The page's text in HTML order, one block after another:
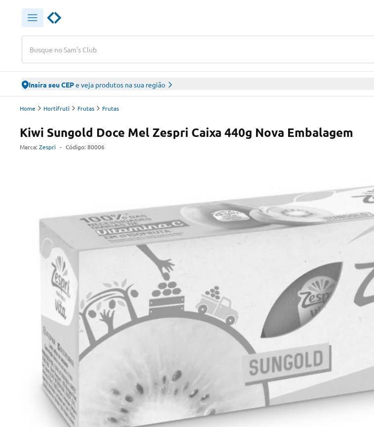
Busque no Sam's Club
Insira seu CEPe veja produtos na sua região
Home Hortifruti Frutas Frutas
Kiwi Sungold Doce Mel Zespri Caixa 440g Nova Embalagem
Marca: Zespri - Código: 80006